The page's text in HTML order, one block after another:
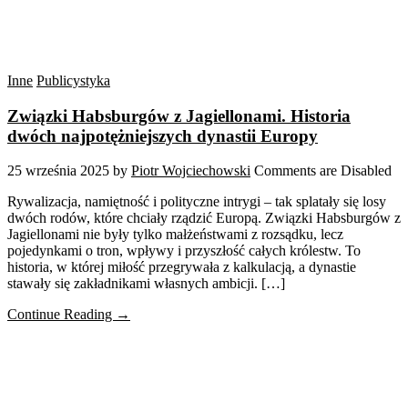
Inne Publicystyka
Związki Habsburgów z Jagiellonami. Historia
dwóch najpotężniejszych dynastii Europy
25 września 2025 by Piotr Wojciechowski Comments are Disabled
Rywalizacja, namiętność i polityczne intrygi – tak splatały się losy
dwóch rodów, które chciały rządzić Europą. Związki Habsburgów z
Jagiellonami nie były tylko małżeństwami z rozsądku, lecz
pojedynkami o tron, wpływy i przyszłość całych królestw. To
historia, w której miłość przegrywała z kalkulacją, a dynastie
stawały się zakładnikami własnych ambicji. […]
Continue Reading →